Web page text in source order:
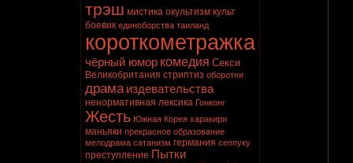
трэш мистика окультизм культ
боевик единоборства таиланд
короткометражка
чёрный юмор комедия Секси
Великобритания стриптиз оборотни
драма издевательства
ненормативная лексика Гонконг
Жесть Южная Корея харакири
маньяки прекрасное образование
мелодрама сатанизм германия сеппуку
преступление Пытки